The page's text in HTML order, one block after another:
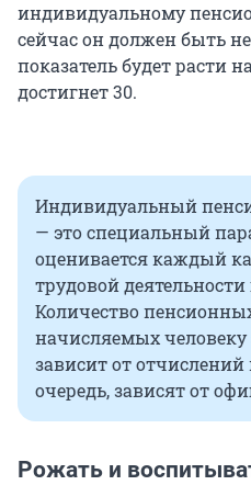
индивидуальному
сейчас он должен быть
показатель будет расти
достигнет 30.
Индивидуальный
— это специальный
оценивается каждый
трудовой
Количество
начисляемых
зависит от
очередь, зависят от
Рожать и